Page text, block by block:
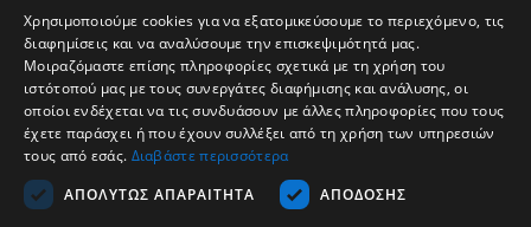
Εταιρεία
Χρησιμοποιούμε cookies για να εξατομικεύσουμε το περιεχόμενο, τις
διαφημίσεις και να αναλύσουμε την επισκεψιμότητά μας.
Μοιραζόμαστε επίσης πληροφορίες σχετικά με τη χρήση του
ιστότοπού μας με τους συνεργάτες διαφήμισης και ανάλυσης, οι
οποίοι ενδέχεται να τις συνδυάσουν με άλλες πληροφορίες που τους
έχετε παράσχει ή που έχουν συλλέξει από τη χρήση των υπηρεσιών
τους από εσάς. Διαβάστε περισσότερα
ΑΠΟΛΎΤΩΣ ΑΠΑΡΑΊΤΗΤΑ
ΑΠΌΔΟΣΗΣ